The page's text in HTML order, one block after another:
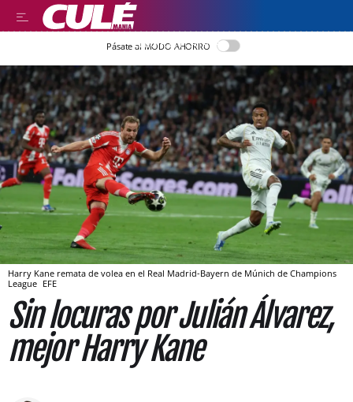
LLEGIR EN CATALÀ
Pásate al MODO AHORRO
Harry Kane remata de volea en el Real Madrid-Bayern de Múnich de Champions
League EFE
Sin locuras por Julián Álvarez,
mejor Harry Kane